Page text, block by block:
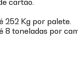
cartão.
252 Kg por palete.
8 toneladas por